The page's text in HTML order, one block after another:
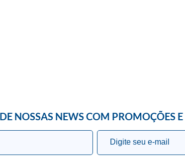
NOSSAS NEWS COM PROMOÇÕES